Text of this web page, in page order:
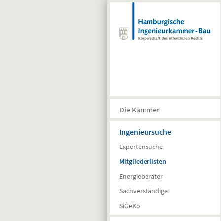
Die Kammer
Ingenieursuche
Expertensuche
Mitgliederlisten
Energieberater
Sachverständige
SiGeKo